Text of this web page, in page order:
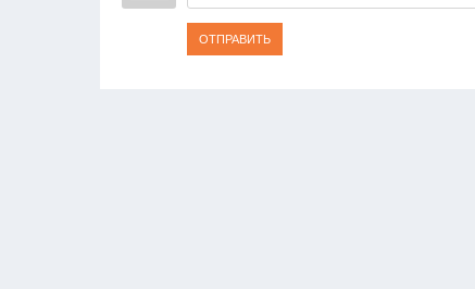
ОТПРАВИТЬ